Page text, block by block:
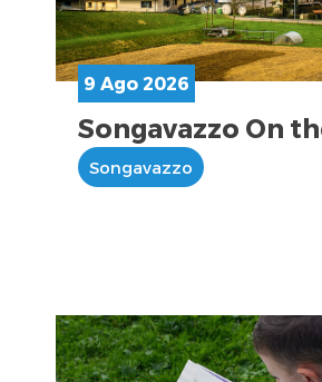
9 Ago 2026
Songavazzo On
Songavazzo